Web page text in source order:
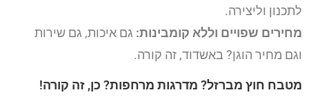
לתכנון וליצירה.
מחירים שפויים וללא קומבינות: גם איכות, גם שירות
וגם מחיר הוגן? באשדוד, זה קורה.
מטבח חוץ מברזל? מדרגות מרחפות? כן, זה קורה!